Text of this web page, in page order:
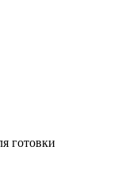
готовки